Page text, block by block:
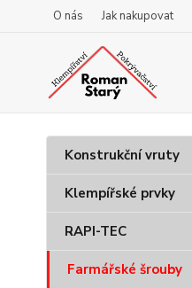
O nás Jak nakupovat
Konstrukční vruty
Klempířské prvky
RAPI-TEC
Farmářské šrouby